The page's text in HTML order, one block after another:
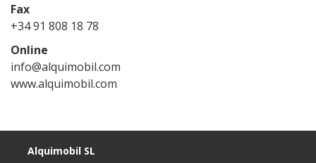
Fax
+34 91 808 18 78
Online
info@alquimobil.com
www.alquimobil.com
Alquimobil SL